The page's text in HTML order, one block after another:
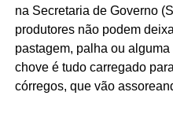
na Secretaria de Governo
produtores não podem
pastagem, palha ou
chove é tudo carregado
córregos, que vão